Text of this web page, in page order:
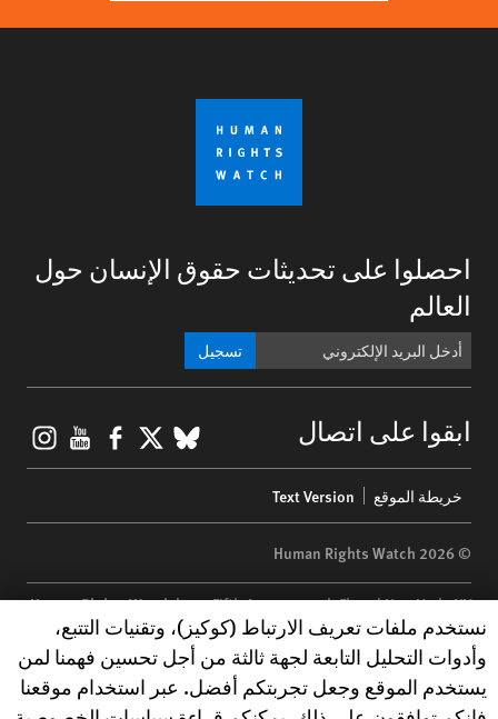
احصلوا على تحديثات حقوق الإنسان حول
العالم
تسجيل
ابقوا على اتصال BlueSky
X
menu
خريطة الموقع Text Version
© 2026 Human Rights Watch
Human Rights Watch| 350 Fifth Avenue, 34th Floor | New York,NY
10118-3299 USA|t 1.212.290.4700
Human Rights Watchis a 501(C)(3) nonprofit registered in the US
under EIN: 13-2875808
Human Rights Watch cookie preferences
نستخدم ملفات تعريف الارتباط (كوكيز)، وتقنيات التتبع،
وأدوات التحليل التابعة لجهة ثالثة من أجل تحسين فهمنا لمن
يستخدم الموقع وجعل تجربتكم أفضل. عبر استخدام موقعنا